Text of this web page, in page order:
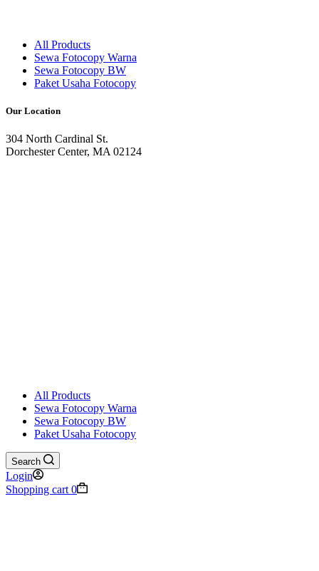
All Products
Sewa Fotocopy Warna
Sewa Fotocopy BW
Paket Usaha Fotocopy
Our Location
304 North Cardinal St.
Dorchester Center, MA 02124
All Products
Sewa Fotocopy Warna
Sewa Fotocopy BW
Paket Usaha Fotocopy
Search
Login
Shopping cart 0